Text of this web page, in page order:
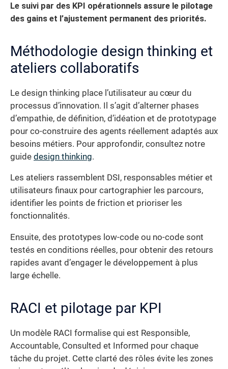
Le suivi par des KPI opérationnels assure le pilotage
des gains et l’ajustement permanent des priorités.
Méthodologie design thinking et
ateliers collaboratifs
Le design thinking place l’utilisateur au cœur du
processus d’innovation. Il s’agit d’alterner phases
d’empathie, de définition, d’idéation et de prototypage
pour co-construire des agents réellement adaptés aux
besoins métiers. Pour approfondir, consultez notre
guide design thinking.
Les ateliers rassemblent DSI, responsables métier et
utilisateurs finaux pour cartographier les parcours,
identifier les points de friction et prioriser les
fonctionnalités.
Ensuite, des prototypes low-code ou no-code sont
testés en conditions réelles, pour obtenir des retours
rapides avant d’engager le développement à plus
large échelle.
RACI et pilotage par KPI
Un modèle RACI formalise qui est Responsible,
Accountable, Consulted et Informed pour chaque
tâche du projet. Cette clarté des rôles évite les zones